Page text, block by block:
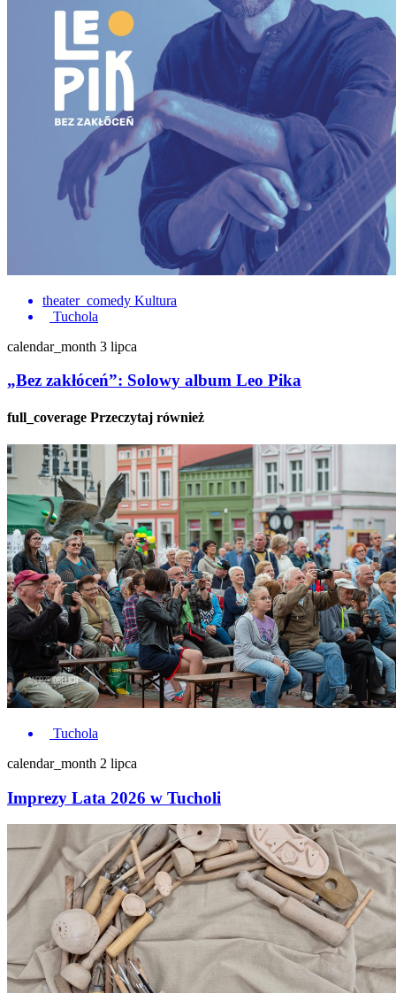
theater_comedy Kultura
Tuchola
calendar_month 3 lipca
„Bez zakłóceń”: Solowy album Leo Pika
full_coverage Przeczytaj również
Tuchola
calendar_month 2 lipca
Imprezy Lata 2026 w Tucholi